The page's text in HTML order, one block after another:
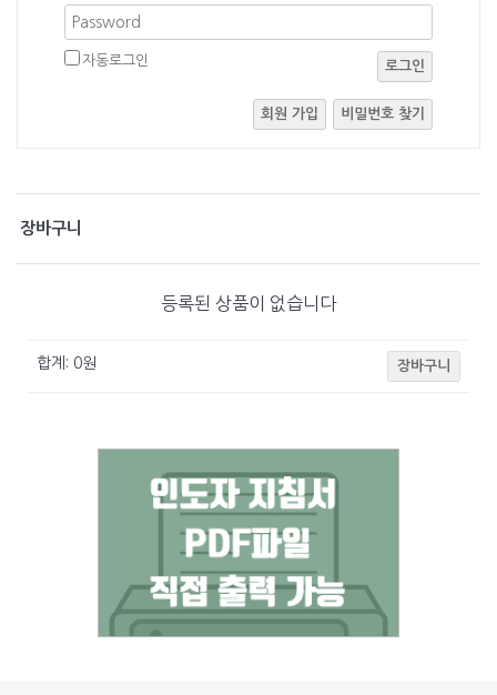
자동로그인 로그인
회원 가입 비밀번호 찾기
장바구니
등록된 상품이 없습니다
합계: 0원 장바구니